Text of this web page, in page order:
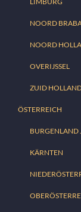
NOORD
NOORD
OVERIJSSEL
ZUID
ÖSTERREICH
BURGENLAND
KÄRNTEN